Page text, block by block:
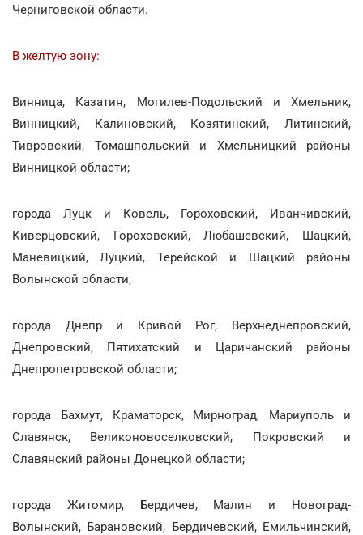
Черниговской области.
В желтую зону:
Винница, Казатин, Могилев-Подольский и Хмельник,
Винницкий, Калиновский, Козятинский, Литинский,
Тивровский, Томашпольский и Хмельницкий районы
Винницкой области;
города Луцк и Ковель, Гороховский, Иванчивский,
Киверцовский, Гороховский, Любашевский, Шацкий,
Маневицкий, Луцкий, Терейской и Шацкий районы
Волынской области;
города Днепр и Кривой Рог, Верхнеднепровский,
Днепровский, Пятихатский и Царичанский районы
Днепропетровской области;
города Бахмут, Краматорск, Мирноград, Мариуполь и
Славянск, Великоновоселковский, Покровский и
Славянский районы Донецкой области;
города Житомир, Бердичев, Малин и Новоград-
Волынский, Барановский, Бердичевский, Емильчинский,